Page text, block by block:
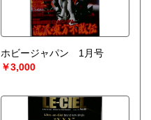
ホビージャパン 1月号
￥3,000